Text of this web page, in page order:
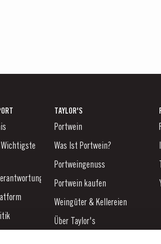
Wichtigste
TAYLOR'S
Portwein
Was Ist Portwein?
Portweingenuss
Portwein kaufen
Weingüter & Kellereien
Über Taylor's